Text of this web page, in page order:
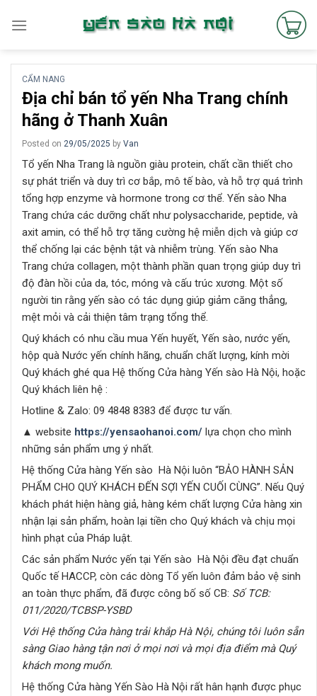
CẨM NANG
Địa chỉ bán tổ yến Nha Trang chính
hãng ở Thanh Xuân
Posted on 29/05/2025 by Van
Tổ yến Nha Trang là nguồn giàu protein, chất cần thiết cho
sự phát triển và duy trì cơ bắp, mô tế bào, và hỗ trợ quá trình
tổng hợp enzyme và hormone trong cơ thể. Yến sào Nha
Trang chứa các dưỡng chất như polysaccharide, peptide, và
axit amin, có thể hỗ trợ tăng cường hệ miễn dịch và giúp cơ
thể chống lại các bệnh tật và nhiễm trùng. Yến sào Nha
Trang chứa collagen, một thành phần quan trọng giúp duy trì
độ đàn hồi của da, tóc, móng và cấu trúc xương. Một số
người tin rằng yến sào có tác dụng giúp giảm căng thẳng,
mệt mỏi và cải thiện tâm trạng tổng thể.
Quý khách có nhu cầu mua Yến huyết, Yến sào, nước yến,
hộp quà Nước yến chính hãng, chuẩn chất lượng, kính mời
Quý khách ghé qua Hệ thống Cửa hàng Yến sào Hà Nội, hoặc
Quý khách liên hệ :
Hotline & Zalo: 09 4848 8383 để được tư vấn.
▲ website https://yensaohanoi.com/ lựa chọn cho mình
những sản phẩm ưng ý nhất.
Hệ thống Cửa hàng Yến sào Hà Nội luôn “BẢO HÀNH SẢN
PHẨM CHO QUÝ KHÁCH ĐẾN SỢI YẾN CUỐI CÙNG”. Nếu Quý
khách phát hiện hàng giả, hàng kém chất lượng Cửa hàng xin
nhận lại sản phẩm, hoàn lại tiền cho Quý khách và chịu mọi
hình phạt của Pháp luật.
Các sản phẩm Nước yến tại Yến sào Hà Nội đều đạt chuẩn
Quốc tế HACCP, còn các dòng Tổ yến luôn đảm bảo vệ sinh
an toàn thực phẩm, đã được công bố số CB: Số TCB:
011/2020/TCBSP-YSBD
Với Hệ thống Cửa hàng trải khắp Hà Nội, chúng tôi luôn sẵn
sàng Giao hàng tận nơi ở mọi nơi và mọi địa điểm mà Quý
khách mong muốn.
Hệ thống Cửa hàng Yến Sào Hà Nội rất hân hạnh được phục